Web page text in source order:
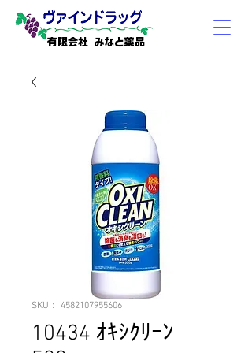
有限会社 みなと薬品
SKU： 4582107955606
10434 ｵｷｼｸﾘｰﾝ